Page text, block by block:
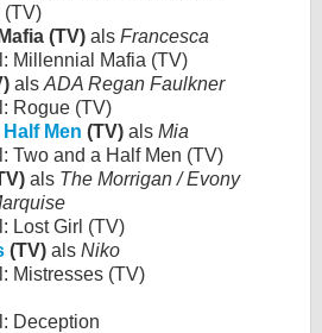
(TV)
(TV) als Francesca
Millennial Mafia (TV)
als ADA Regan Faulkner
Rogue (TV)
Men (TV) als Mia
Two and a Half Men (TV)
als The Morrigan / Evony
Lost Girl (TV)
(TV) als Niko
Mistresses (TV)
Deception